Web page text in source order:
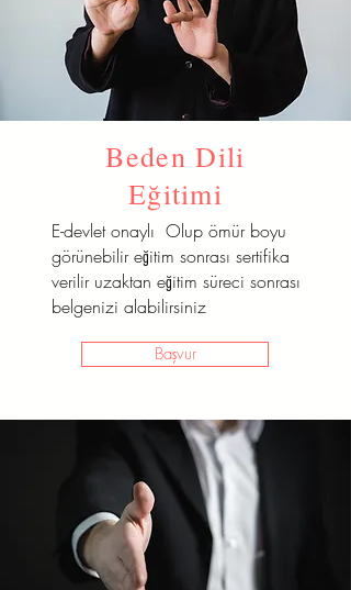
Beden Dili
Eğitimi
E-devlet onaylı Olup ömür boyu
görünebilir eğitim sonrası sertifika
verilir uzaktan eğitim süreci sonrası
belgenizi alabilirsiniz
Başvur